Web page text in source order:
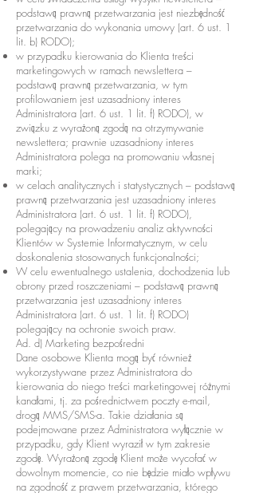
podstawą prawną przetwarzania jest niezbędność
przetwarzania do wykonania umowy (art. 6 ust. 1
lit. b) RODO);
w przypadku kierowania do Klienta treści
marketingowych w ramach newslettera –
podstawą prawną przetwarzania, w tym
profilowaniem jest uzasadniony interes
Administratora (art. 6 ust. 1 lit. f) RODO), w
związku z wyrażoną zgodą na otrzymywanie
newslettera; prawnie uzasadniony interes
Administratora polega na promowaniu własnej
marki;
w celach analitycznych i statystycznych – podstawą
prawną przetwarzania jest uzasadniony interes
Administratora (art. 6 ust. 1 lit. f) RODO),
polegający na prowadzeniu analiz aktywności
Klientów w Systemie Informatycznym, w celu
doskonalenia stosowanych funkcjonalności;
W celu ewentualnego ustalenia, dochodzenia lub
obrony przed roszczeniami – podstawą prawną
przetwarzania jest uzasadniony interes
Administratora (art. 6 ust. 1 lit. f) RODO)
polegający na ochronie swoich praw.
Ad. d) Marketing bezpośredni
Dane osobowe Klienta mogą być również
wykorzystywane przez Administratora do
kierowania do niego treści marketingowej różnymi
kanałami, tj. za pośrednictwem poczty e-mail,
drogą MMS/SMS-a. Takie działania są
podejmowane przez Administratora wyłącznie w
przypadku, gdy Klient wyraził w tym zakresie
zgodę. Wyrażoną zgodę Klient może wycofać w
dowolnym momencie, co nie będzie miało wpływu
na zgodność z prawem przetwarzania, którego